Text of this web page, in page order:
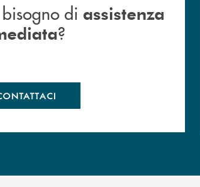
di assistenza
?